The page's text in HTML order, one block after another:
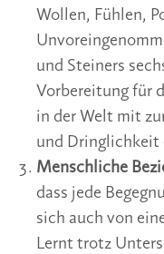
Wollen, Fühlen,
und Steiners
Vorbereitung für
in der Welt mit
und Dringlichkeit
Menschliche
dass jede
sich auch von
Lernt trotz